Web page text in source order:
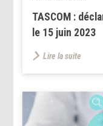
TASCOM :
le 15 juin 2023
Lire la suite